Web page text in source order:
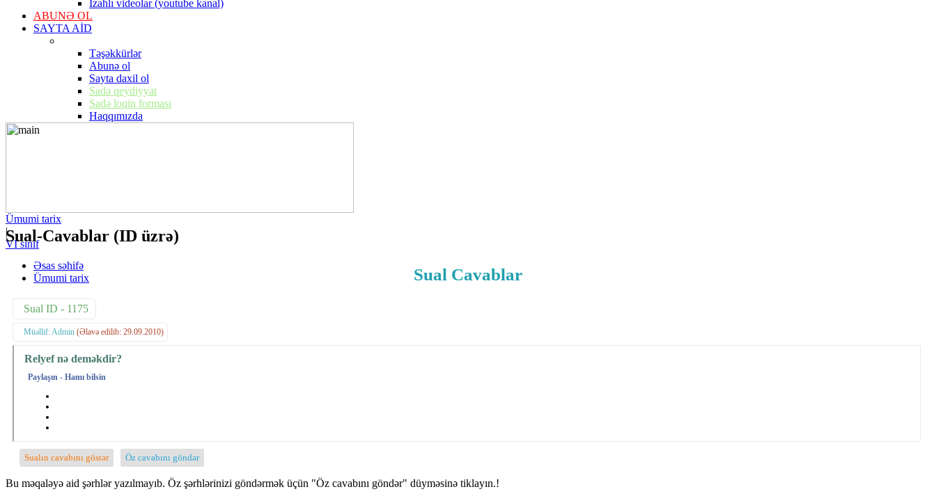
İzahlı videolar (youtube kanal)
ABUNƏ OL
SAYTA AİD
Təşəkkürlər
Abunə ol
Sayta daxil ol
Sadə qeydiyyat
Sadə loqin forması
Haqqımızda
Sual-Cavablar (ID üzrə)
Əsas səhifə
Ümumi tarix
Ümumi tarix
|
VI sinif
Sual Cavablar
Sual ID - 1175
Müəllif: Admin (Əlavə edilib: 29.09.2010)
Relyef nə deməkdir?
Paylaşın - Hamı bilsin
Sualın cavabını göstər Öz cavabını göndər
Bu məqaləyə aid şərhlər yazılmayıb. Öz şərhlərinizi göndərmək üçün "Öz cavabını göndər" düyməsinə tiklayın.!